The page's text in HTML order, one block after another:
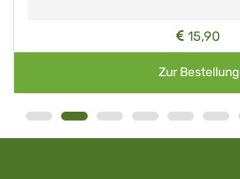
15,90
Zur Bestellung